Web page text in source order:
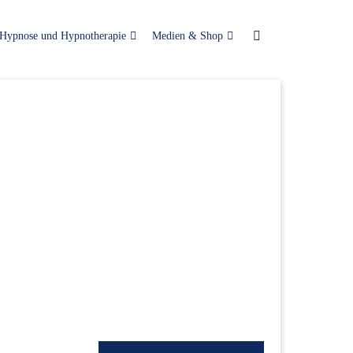
Hypnose und Hypnotherapie Medien & Shop